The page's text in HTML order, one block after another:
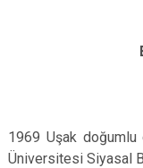
1969 Uşak doğumlu
Üniversitesi Siyasal